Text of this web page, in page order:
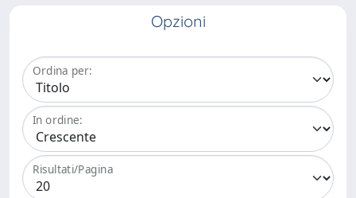
Opzioni
Ordina per:
In ordine:
Risultati/Pagina